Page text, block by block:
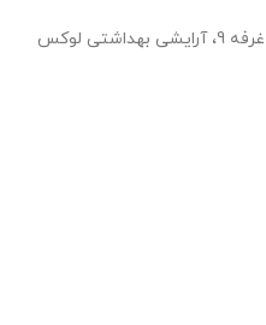
کرمانشاه، پاوه، نوسود بازارچه مرزی غرفه 9، آرایشی بهداشتی لوکس